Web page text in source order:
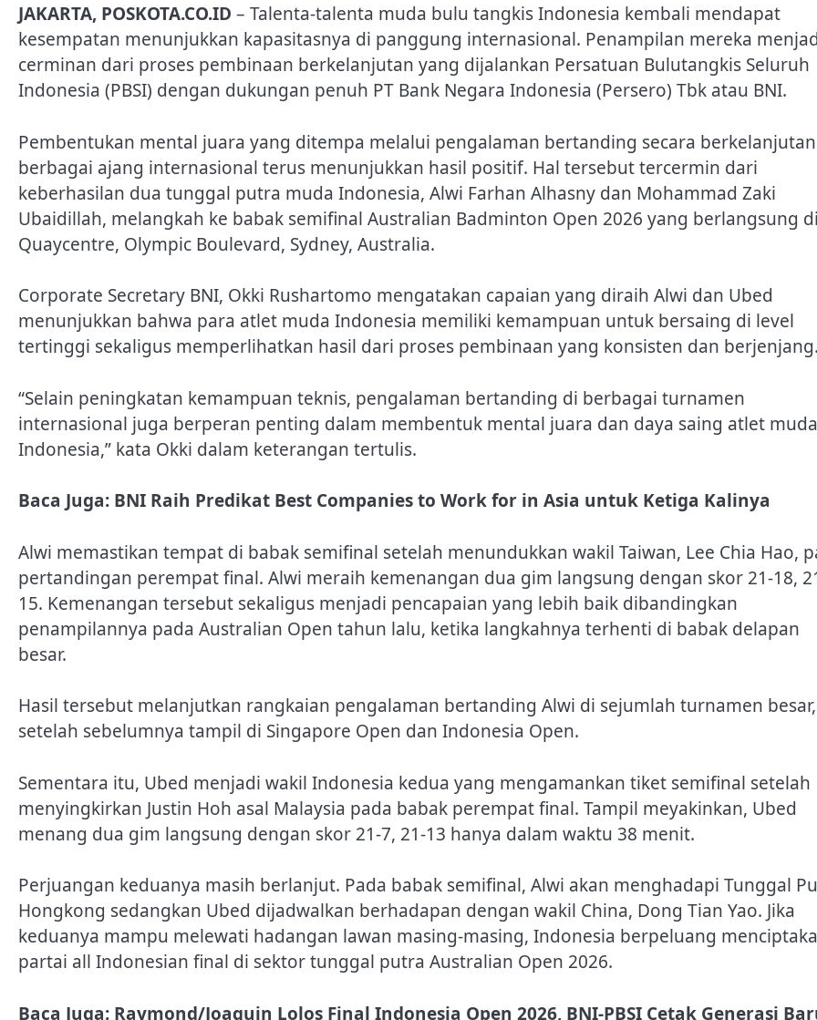
JAKARTA, POSKOTA.CO.ID – Talenta-talenta muda bulu tangkis Indonesia kembali mendapat
kesempatan menunjukkan kapasitasnya di panggung internasional. Penampilan mereka
cerminan dari proses pembinaan berkelanjutan yang dijalankan Persatuan Bulutangkis Seluruh
Indonesia (PBSI) dengan dukungan penuh PT Bank Negara Indonesia (Persero) Tbk atau BNI.
Pembentukan mental juara yang ditempa melalui pengalaman bertanding secara
berbagai ajang internasional terus menunjukkan hasil positif. Hal tersebut tercermin dari
keberhasilan dua tunggal putra muda Indonesia, Alwi Farhan Alhasny dan Mohammad Zaki
Ubaidillah, melangkah ke babak semifinal Australian Badminton Open 2026 yang berlangsung di
Quaycentre, Olympic Boulevard, Sydney, Australia.
Corporate Secretary BNI, Okki Rushartomo mengatakan capaian yang diraih Alwi dan Ubed
menunjukkan bahwa para atlet muda Indonesia memiliki kemampuan untuk bersaing di level
tertinggi sekaligus memperlihatkan hasil dari proses pembinaan yang konsisten dan berjenjang.
“Selain peningkatan kemampuan teknis, pengalaman bertanding di berbagai turnamen
internasional juga berperan penting dalam membentuk mental juara dan daya saing atlet muda
Indonesia,” kata Okki dalam keterangan tertulis.
Baca Juga: BNI Raih Predikat Best Companies to Work for in Asia untuk Ketiga Kalinya
Alwi memastikan tempat di babak semifinal setelah menundukkan wakil Taiwan, Lee Chia Hao,
pertandingan perempat final. Alwi meraih kemenangan dua gim langsung dengan skor 21-18,
15. Kemenangan tersebut sekaligus menjadi pencapaian yang lebih baik dibandingkan
penampilannya pada Australian Open tahun lalu, ketika langkahnya terhenti di babak delapan
besar.
Hasil tersebut melanjutkan rangkaian pengalaman bertanding Alwi di sejumlah turnamen besar,
setelah sebelumnya tampil di Singapore Open dan Indonesia Open.
Sementara itu, Ubed menjadi wakil Indonesia kedua yang mengamankan tiket semifinal setelah
menyingkirkan Justin Hoh asal Malaysia pada babak perempat final. Tampil meyakinkan, Ubed
menang dua gim langsung dengan skor 21-7, 21-13 hanya dalam waktu 38 menit.
Perjuangan keduanya masih berlanjut. Pada babak semifinal, Alwi akan menghadapi Tunggal
Hongkong sedangkan Ubed dijadwalkan berhadapan dengan wakil China, Dong Tian Yao. Jika
keduanya mampu melewati hadangan lawan masing-masing, Indonesia berpeluang
partai all Indonesian final di sektor tunggal putra Australian Open 2026.
Baca Juga: Raymond/Joaquin Lolos Final Indonesia Open 2026, BNI-PBSI Cetak Generasi